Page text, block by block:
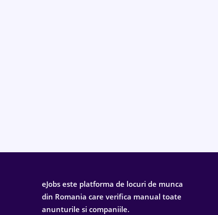
eJobs este platforma de locuri de munca
din Romania care verifica manual toate
anunturile si companiile.